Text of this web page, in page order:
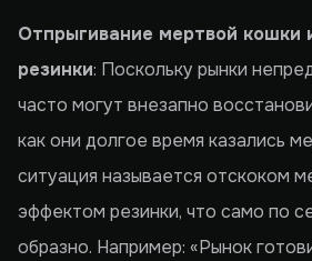
Отпрыгивание мертвой кошки
резинки: Поскольку рынки
часто могут внезапно
как они долгое время казались
ситуация называется отскоком
эффектом резинки, что само по
образно. Например: «Рынок